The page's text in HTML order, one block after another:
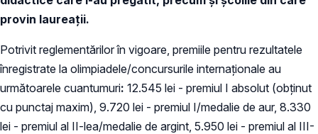
provin laureaţii.
Potrivit reglementărilor în vigoare, premiile pentru rezultatele
înregistrate la olimpiadele/concursurile internaționale au
următoarele cuantumuri: 12.545 lei - premiul I absolut (obținut
cu punctaj maxim), 9.720 lei - premiul I/medalie de aur, 8.330
lei - premiul al II-lea/medalie de argint, 5.950 lei - premiul al III-